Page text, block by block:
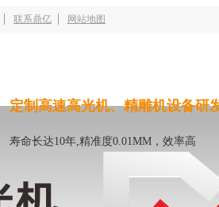
联系鼎亿 网站地图
定制高速高光机、精雕机设备研
寿命长达10年,精准度0.01MM，效率高